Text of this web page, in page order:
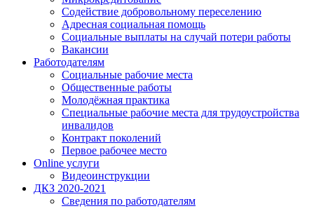
Содействие добровольному переселению
Адресная социальная помощь
Социальные выплаты на случай потери работы
Вакансии
Работодателям
Социальные рабочие места
Общественные работы
Молодёжная практика
Специальные рабочие места для трудоустройства
инвалидов
Контракт поколений
Первое рабочее место
Online услуги
Видеоинструкции
ДКЗ 2020-2021
Сведения по работодателям